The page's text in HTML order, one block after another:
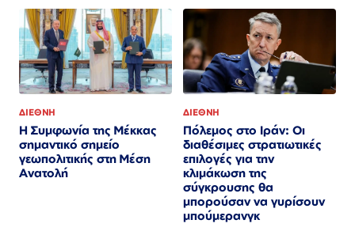
ΔΙΕΘΝΗ
Η Συμφωνία της Μέκκας
σημαντικό σημείο
γεωπολιτικής στη Μέση
Ανατολή
ΔΙΕΘΝΗ
Πόλεμος στο Ιράν: Οι
διαθέσιμες στρατιωτικές
επιλογές για την
κλιμάκωση της
σύγκρουσης θα
μπορούσαν να γυρίσουν
μπούμερανγκ